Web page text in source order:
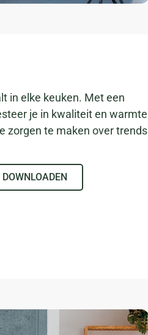
in elke keuken. Met een
je in kwaliteit en warmte
zorgen te maken over trends
DOWNLOADEN